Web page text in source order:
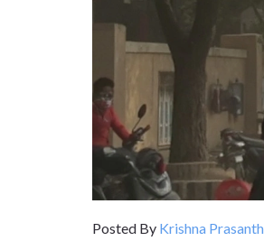
Posted By Krishna Prasanth